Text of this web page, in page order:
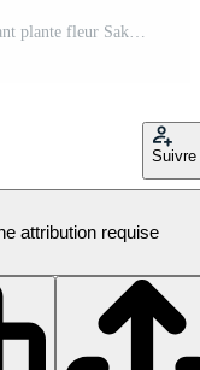
Suivre
attribution requise